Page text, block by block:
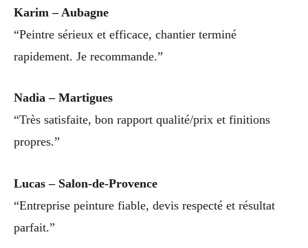
Karim – Aubagne
“Peintre sérieux et efficace, chantier terminé
rapidement. Je recommande.”
Nadia – Martigues
“Très satisfaite, bon rapport qualité/prix et finitions
propres.”
Lucas – Salon-de-Provence
“Entreprise peinture fiable, devis respecté et résultat
parfait.”